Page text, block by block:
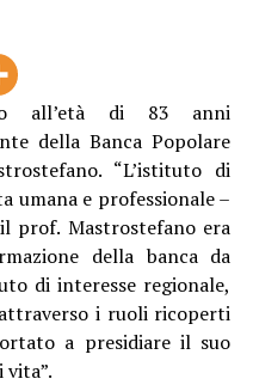
all’età di 83 anni
della Banca Popolare
“L’istituto di
umana e professionale –
prof. Mastrostefano era
della banca da
di interesse regionale,
i ruoli ricoperti
a presidiare il suo